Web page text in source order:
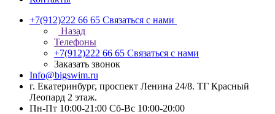
+7(912)222 66 65 Связаться с нами
Назад
Телефоны
+7(912)222 66 65 Связаться с нами
Заказать звонок
Info@bigswim.ru
г. Екатеринбург, проспект Ленина 24/8. ТГ Красный
Леопард 2 этаж.
Пн-Пт 10:00-21:00 Сб-Вс 10:00-20:00